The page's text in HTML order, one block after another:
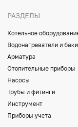
РАЗДЕЛЫ
Котельное
Водонагреватели и баки
Арматура
Отопительные приборы
Насосы
Трубы и фитинги
Инструмент
Приборы учета